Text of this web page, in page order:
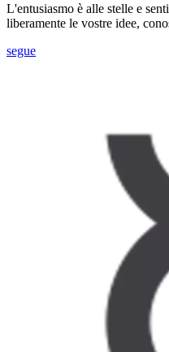
L'entusiasmo è alle stelle e
liberamente le vostre idee,
segue